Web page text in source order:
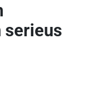
serieus